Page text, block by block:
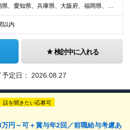
☆新潟県、愛知県、兵庫県、大阪府、福岡県、大分県 ☆出社は月1回～週1回程度◎直行直帰OK！ ☆マイカー使用または社用車貸与あり アクセスのしやすさやあなたの希望を考慮し、配属先や担当店舗を決定しま
以内
検討中に入れる
定日： 2026.08.27
話を聞きたい応募可
円～可＋賞与年2回／前職給与考慮あ